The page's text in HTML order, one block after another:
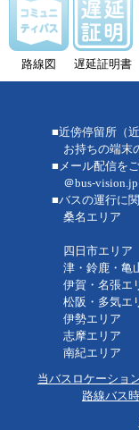
路線図 遅延証明書
■近傍停留所（
お持ちの端末
■メール配信を
＠bus-vision.jp
■バスの運行に
桑名エリ
：八風
四日市エリ
津・鈴鹿・亀
伊賀・名張
松阪・多気
伊勢エリ
志摩エリ
南紀エリ
当バスロケーショ
路線バス